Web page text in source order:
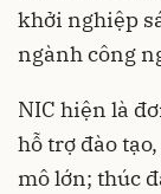
khởi nghiệp
ngành công
NIC hiện là
hỗ trợ đào
mô lớn; thúc